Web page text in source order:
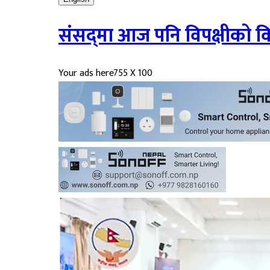
संसद्‍मा आज पनि विपक्षीको
Your ads here755 X 100